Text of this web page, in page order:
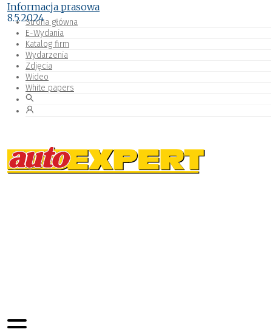
Strona główna
E-Wydania
Katalog firm
Wydarzenia
Zdjęcia
Wideo
White papers
Informacja prasowa
8.5.2024